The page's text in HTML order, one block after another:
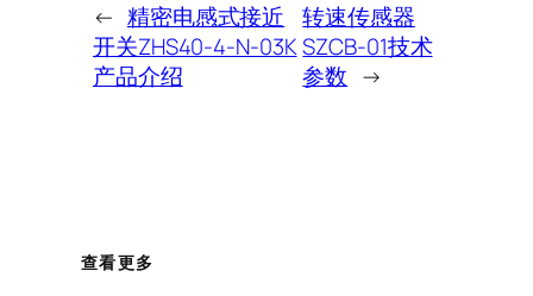
← 精密电感式接近
开关ZHS40-4-N-03K
产品介绍
转速传感器
SZCB-01技术
参数 →
查看更多